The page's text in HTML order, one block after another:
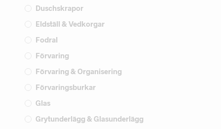
Duschskrapor
Eldställ & Vedkorgar
Fodral
Förvaring
Förvaring & Organisering
Förvaringsburkar
Glas
Grytunderlägg & Glasunderlägg